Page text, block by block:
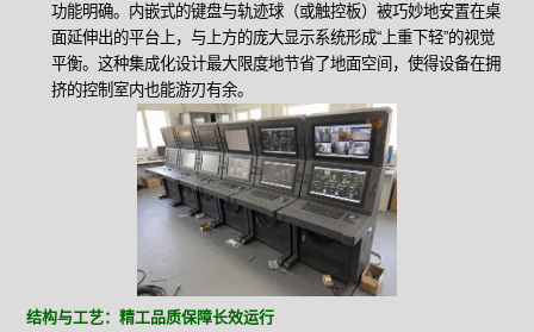
功能明确。内嵌式的键盘与轨迹球（或触控板）被巧妙地安置在桌
面延伸出的平台上，与上方的庞大显示系统形成“上重下轻”的视觉
平衡。这种集成化设计最大限度地节省了地面空间，使得设备在拥
挤的控制室内也能游刃有余。
结构与工艺：精工品质保障长效运行